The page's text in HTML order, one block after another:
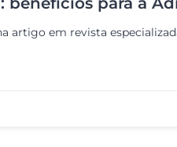
artigo em revista